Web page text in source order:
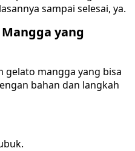
sampai selesai, ya.
Mangga yang
gelato mangga yang bisa
bahan dan langkah